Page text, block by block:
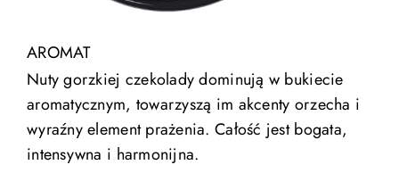
AROMAT
Nuty gorzkiej czekolady dominują w bukiecie
aromatycznym, towarzyszą im akcenty orzecha i
wyraźny element prażenia. Całość jest bogata,
intensywna i harmonijna.